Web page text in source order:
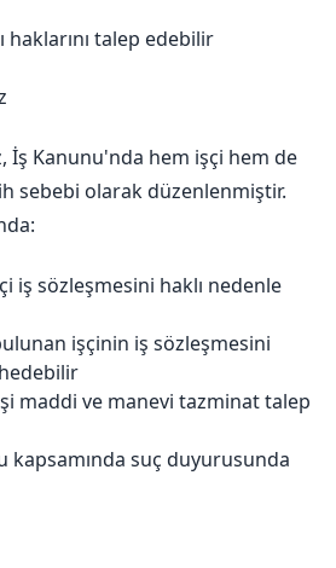
haklarını talep edebilir
İş Kanunu'nda hem işçi hem de
sebebi olarak düzenlenmiştir.
iş sözleşmesini haklı nedenle
işçinin iş sözleşmesini
maddi ve manevi tazminat talep
kapsamında suç duyurusunda